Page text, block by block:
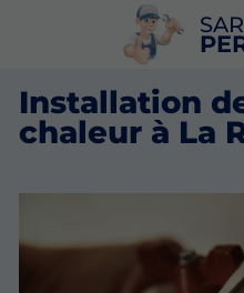
Installation
chaleur à La